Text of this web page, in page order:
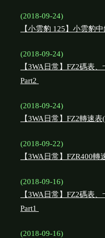
(2018-09-24)
【小雲豹 125】小雲豹
(2018-09-24)
【3WA日常】FZ2碼表
Part2
(2018-09-24)
【3WA日常】FZ2轉速表
(2018-09-22)
【3WA日常】FZR400轉
(2018-09-16)
【3WA日常】FZ2碼表
Part1
(2018-09-16)